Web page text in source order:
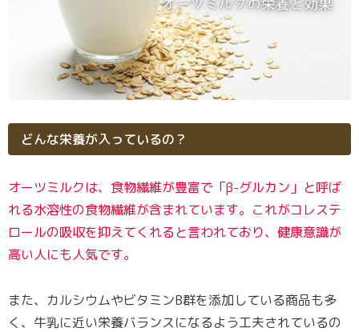
どんな栄養が入っているの？
オーツミルクは、食物繊維が豊富で「β-グルカン」と呼ば
れる水溶性の食物繊維が含まれています。これがコレステ
ロールの吸収を抑えてくれると言われており、健康意識が
高い人にも人気です。
また、カルシウムやビタミンB群を添加している商品も多
く、牛乳に近い栄養バランスになるよう工夫されているの